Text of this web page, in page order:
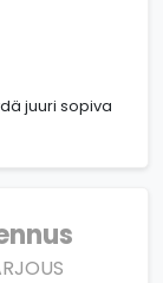
juuri sopiva